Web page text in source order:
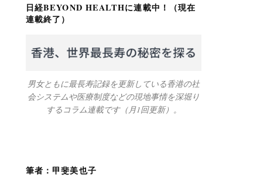
日経BEYOND HEALTHに連載中！（現在
連載終了）
男女ともに最長寿記録を更新している香港の社
会システムや医療制度などの現地事情を深堀り
するコラム連載です（月1回更新）。
筆者：甲斐美也子